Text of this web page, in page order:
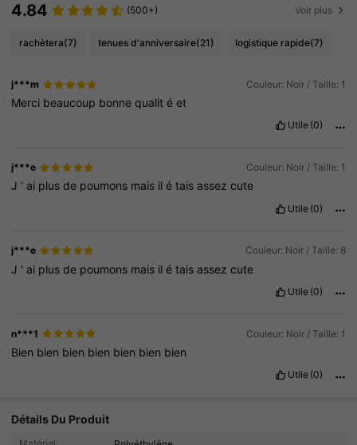
4.84 (500+) Voir plus
rachètera(7) tenues d'anniversaire(21) logistique rapide(7)
j***m Couleur: Noir / Taille: 1
Merci beaucoup bonnequalitéet
Utile (0)
j***e Couleur: Noir / Taille: 1
J ' ai plusde poumons mais ilétais assezcute
Utile (0)
j***e Couleur: Noir / Taille: 8
J ' ai plusde poumons mais ilétais assezcute
Utile (0)
n***1 Couleur: Noir / Taille: 1
Bien bien bien bien bien bien bien
Utile (0)
Détails Du Produit
4.87